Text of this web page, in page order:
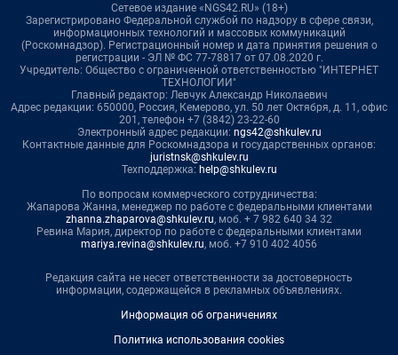
Сетевое издание «NGS42.RU» (18+)
Зарегистрировано Федеральной службой по надзору в сфере связи,
информационных технологий и массовых коммуникаций
(Роскомнадзор). Регистрационный номер и дата принятия решения о
регистрации - ЭЛ № ФС 77-78817 от 07.08.2020 г.
Учредитель: Общество с ограниченной ответственностью "ИНТЕРНЕТ
ТЕХНОЛОГИИ"
Главный редактор: Левчук Александр Николаевич
Адрес редакции: 650000, Россия, Кемерово, ул. 50 лет Октября, д. 11, офис
201, телефон +7 (3842) 23-22-60
Электронный адрес редакции: ngs42@shkulev.ru
Контактные данные для Роскомнадзора и государственных органов:
juristnsk@shkulev.ru
Техподдержка: help@shkulev.ru
По вопросам коммерческого сотрудничества:
Жапарова Жанна, менеджер по работе с федеральными клиентами
zhanna.zhaparova@shkulev.ru, моб. + 7 982 640 34 32
Ревина Мария, директор по работе с федеральными клиентами
mariya.revina@shkulev.ru, моб. +7 910 402 4056
Редакция сайта не несет ответственности за достоверность
информации, содержащейся в рекламных объявлениях.
Информация об ограничениях
Политика использования cookies